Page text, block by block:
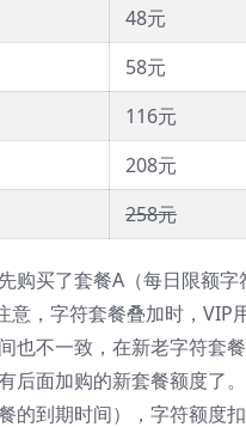
48元
58元
116元
208元
258元
购买了套餐A（每日限额
意，字符套餐叠加时，
也不一致，在新老字符套
后面加购的新套餐额度了
的到期时间）， 字符额度